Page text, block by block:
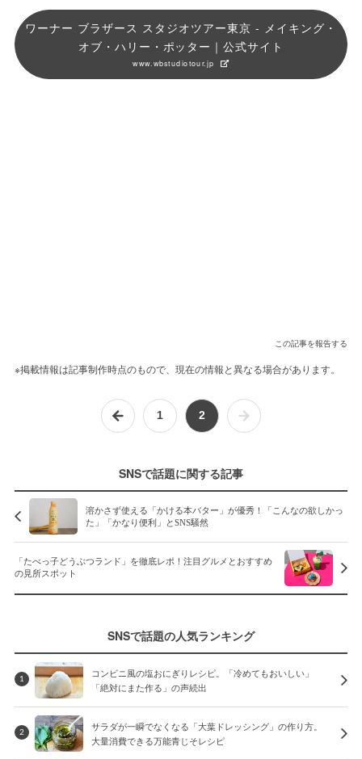
ワーナー ブラザース スタジオツアー東京 - メイキング・
オブ・ハリー・ポッター｜公式サイト
www.wbstudiotour.jp
この記事を報告する
※掲載情報は記事制作時点のもので、現在の情報と異なる場合があります。
1 2
SNSで話題に関する記事
溶かさず使える「かける本バター」が優秀！「こんなの欲しかっ
た」「かなり便利」とSNS騒然
「たべっ子どうぶつランド」を徹底レポ！注目グルメとおすすめ
の見所スポット
SNSで話題の人気ランキング
1
コンビニ風の塩おにぎりレシピ。「冷めてもおいしい」
「絶対にまた作る」の声続出
2
サラダが一瞬でなくなる「大葉ドレッシング」の作り方。
大量消費できる万能青じそレシピ